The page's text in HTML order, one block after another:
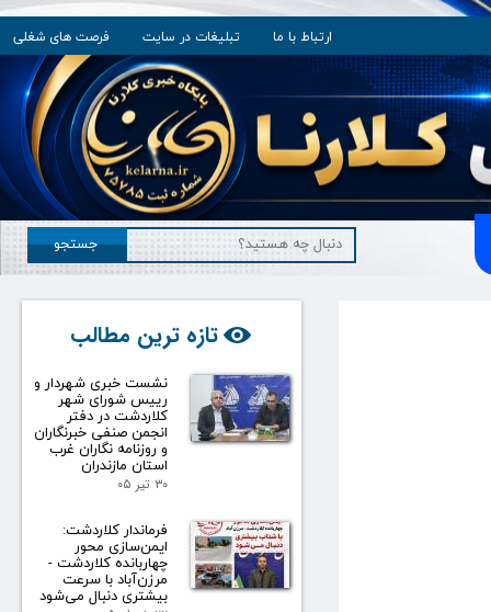
ارتباط با ما تبلیغات در سایت فرصت های شغلی
جستجو
تازه ترین مطالب
نشست خبری شهردار و
رییس شورای شهر
کلاردشت در دفتر
انجمن صنفی خبرنگاران
و روزنامه نگاران غرب
استان مازندران
۳۰ تیر ۰۵
فرماندار کلاردشت:
ایمن‌سازی محور
چهاربانده کلاردشت -
مرزن‌آباد با سرعت
بیشتری دنبال می‌شود